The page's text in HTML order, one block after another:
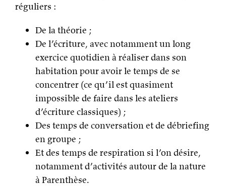
réguliers :
De la théorie ;
De l’écriture, avec notamment un long
exercice quotidien à réaliser dans son
habitation pour avoir le temps de se
concentrer (ce qu’il est quasiment
impossible de faire dans les ateliers
d’écriture classiques) ;
Des temps de conversation et de débriefing
en groupe ;
Et des temps de respiration si l’on désire,
notamment d’activités autour de la nature
à Parenthèse.